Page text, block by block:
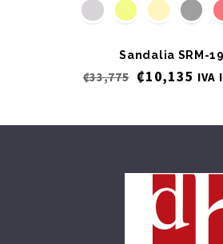
Sandalia SRM-
₡33,775 ₡10,135 IVA